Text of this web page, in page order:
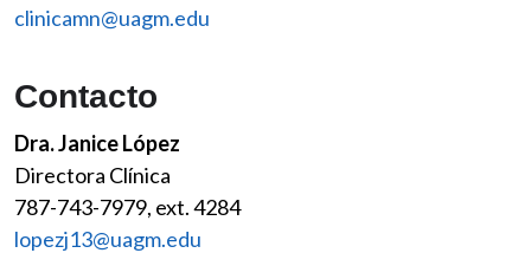
clinicamn@uagm.edu
Contacto
Dra. Janice López
Directora Clínica
787-743-7979, ext. 4284
lopezj13@uagm.edu